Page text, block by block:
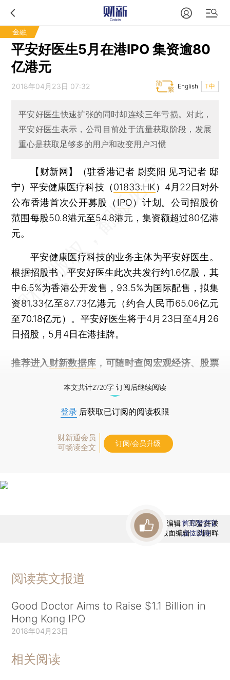
金融
平安好医生5月在港IPO 集资逾80
亿港元
2018年04月23日 07:32 T中
English
平安好医生快速扩张的同时却连续三年亏损。对此，
平安好医生表示，公司目前处于流量获取阶段，发展
重心是获取足够多的用户和改变用户习惯
【财新网】（驻香港记者 尉奕阳 见习记者 邸
宁）平安健康医疗科技（01833.HK）4月22日对外
公布香港首次公开募股（ IPO）计划。公司招股价
范围每股50.8港元至54.8港元，集资额超过80亿港
元。
平安健康医疗科技的业务主体为平安好医生。
根据招股书，平安好医生此次共发行约1.6亿股，其
中6.5%为香港公开发售，93.5%为国际配售，拟集
资81.33亿至87.73亿港元（约合人民币65.06亿元
至70.18亿元）。平安好医生将于4月23日至4月26
日招股，5月4日在港挂牌。
推荐进入 财新数据库 ，可随时查阅宏观经济、股票
本文共计2720字 订阅后继续阅读
登录 后获取已订阅的阅读权限
财新通会员
可畅读全文
订阅/会员升级
责任编辑：王端 任波
版面编辑：刘明晖
首席赞赏官
虚位以待
阅读英文报道
Good Doctor Aims to Raise $1.1 Billion in
Hong Kong IPO
2018年04月23日
相关阅读